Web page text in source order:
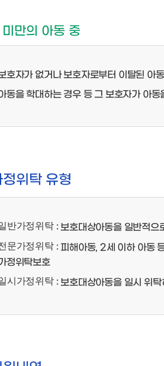
만의 아동 중
호자가 없거나 보호자로부터 이탈된 아동
동을 학대하는 경우 등 그 보호자가 아
정위탁 유형
반가정위탁: 보호대상아동을 일반적으
문가정위탁: 피해아동, 2세 이하 아동
정위탁보호
시가정위탁: 보호대상아동을 일시 위탁